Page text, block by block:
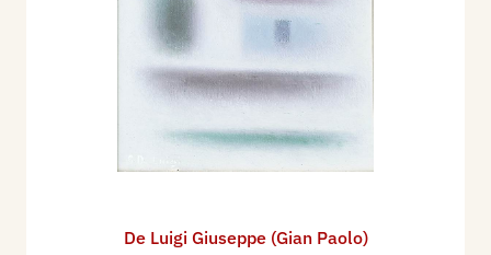
De Luigi Giuseppe (Gian Paolo)